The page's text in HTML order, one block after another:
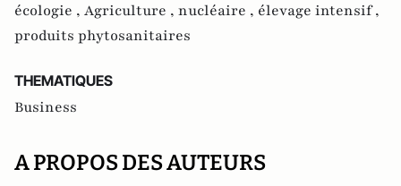
écologie , Agriculture , nucléaire , élevage intensif ,
produits phytosanitaires
THEMATIQUES
Business
A PROPOS DES AUTEURS